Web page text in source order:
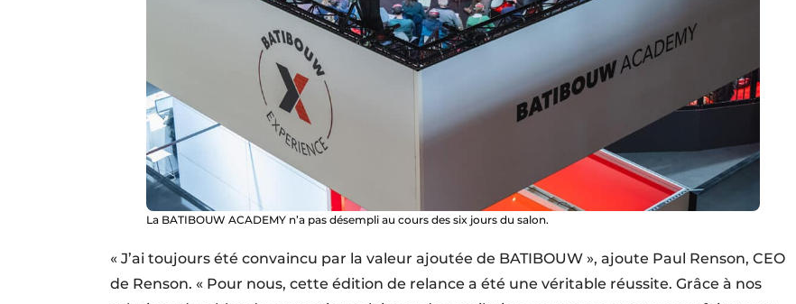
La BATIBOUW ACADEMY n’a pas désempli au cours des six jours du salon.
« J’ai toujours été convaincu par la valeur ajoutée de BATIBOUW », ajoute Paul Renson, CEO
de Renson. « Pour nous, cette édition de relance a été une véritable réussite. Grâce à nos